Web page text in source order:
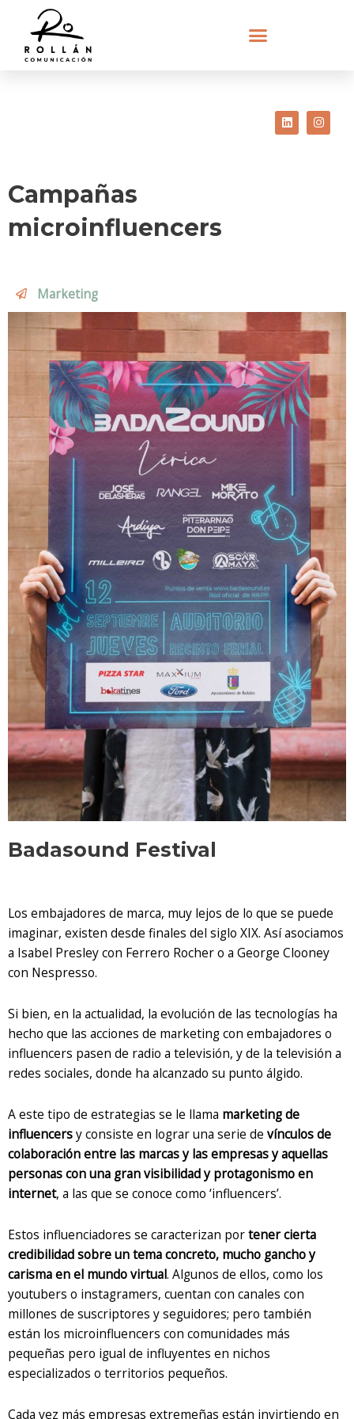
Linkedin
Campañas
microinfluencers
Marketing
Badasound Festival
Los embajadores de marca, muy lejos de lo que se puede
imaginar, existen desde finales del siglo XIX. Así asociamos
a Isabel Presley con Ferrero Rocher o a George Clooney
con Nespresso.
Si bien, en la actualidad, la evolución de las tecnologías ha
hecho que las acciones de marketing con embajadores o
influencers pasen de radio a televisión, y de la televisión a
redes sociales, donde ha alcanzado su punto álgido.
A este tipo de estrategias se le llama marketing de
influencersy consiste en lograr una serie de vínculos de
colaboración entre las marcas y las empresas y aquellas
personas con una gran visibilidad y protagonismo en
internet, a las que se conoce como ‘influencers’.
Estos influenciadores se caracterizan portener cierta
credibilidad sobre un tema concreto, mucho gancho y
carisma en el mundo virtual. Algunos de ellos, como los
youtubers o instagramers, cuentan con canales con
millones de suscriptores y seguidores; pero también
están los microinfluencers con comunidades más
pequeñas pero igual de influyentes en nichos
especializados o territorios pequeños.
Cada vez más empresas extremeñas están invirtiendo en